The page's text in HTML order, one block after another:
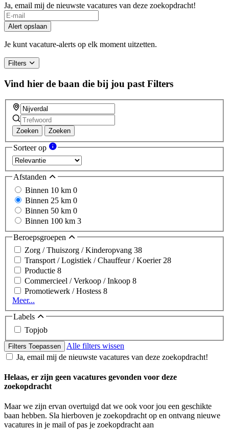
Ja, email mij de nieuwste vacatures van deze zoekopdracht!
Alert opslaan
Je kunt vacature-alerts op elk moment uitzetten.
Filters
Vind hier de baan die bij jou past Filters
Zoeken Zoeken
Sorteer op
Afstanden
Binnen 10 km 0
Binnen 25 km 0
Binnen 50 km 0
Binnen 100 km 3
Beroepsgroepen
Zorg / Thuiszorg / Kinderopvang 38
Transport / Logistiek / Chauffeur / Koerier 28
Productie 8
Commercieel / Verkoop / Inkoop 8
Promotiewerk / Hostess 8
Meer...
Labels
Topjob
Filters Toepassen
Alle filters wissen
Ja, email mij de nieuwste vacatures van deze zoekopdracht!
Helaas, er zijn geen vacatures gevonden voor deze
zoekopdracht
Maar we zijn ervan overtuigd dat we ook voor jou een geschikte
baan hebben. Sla hierboven je zoekopdracht op en ontvang nieuwe
vacatures in je mail of pas je zoekopdracht aan